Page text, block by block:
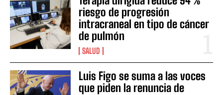
riesgo de progresión
intracraneal en tipo de cáncer
de pulmón
SALUD
Luis Figo se suma a las voces
que piden la renuncia de